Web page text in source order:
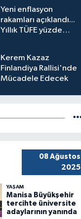
engeli mahkemeye
taşındı
Yeni enflasyon
rakamları açıklandı...
Yıllık TÜFE yüzde
Kerem Kazaz
Finlandiya Rallisi'nde
Mücadele Edecek
08 Ağustos
2025
YAŞAM
Manisa Büyükşehir
tercihte üniversite
adaylarının yanında